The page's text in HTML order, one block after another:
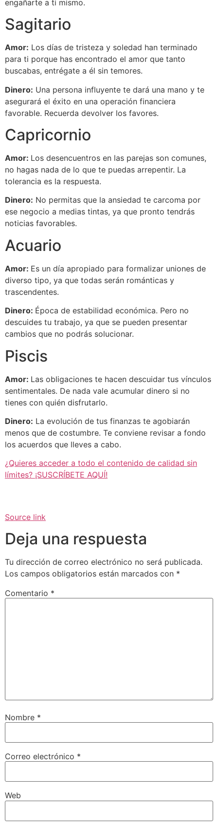
engañarte a ti mismo.
Sagitario
Amor: Los días de tristeza y soledad han terminado
para ti porque has encontrado el amor que tanto
buscabas, entrégate a él sin temores.
Dinero: Una persona influyente te dará una mano y te
asegurará el éxito en una operación financiera
favorable. Recuerda devolver los favores.
Capricornio
Amor: Los desencuentros en las parejas son comunes,
no hagas nada de lo que te puedas arrepentir. La
tolerancia es la respuesta.
Dinero: No permitas que la ansiedad te carcoma por
ese negocio a medias tintas, ya que pronto tendrás
noticias favorables.
Acuario
Amor: Es un día apropiado para formalizar uniones de
diverso tipo, ya que todas serán románticas y
trascendentes.
Dinero: Época de estabilidad económica. Pero no
descuides tu trabajo, ya que se pueden presentar
cambios que no podrás solucionar.
Piscis
Amor: Las obligaciones te hacen descuidar tus vínculos
sentimentales. De nada vale acumular dinero si no
tienes con quién disfrutarlo.
Dinero: La evolución de tus finanzas te agobiarán
menos que de costumbre. Te conviene revisar a fondo
los acuerdos que lleves a cabo.
¿Quieres acceder a todo el contenido de calidad sin
límites? ¡SUSCRÍBETE AQUÍ!
Source link
Deja una respuesta
Tu dirección de correo electrónico no será publicada.
Los campos obligatorios están marcados con *
Comentario *
Nombre *
Correo electrónico *
Web